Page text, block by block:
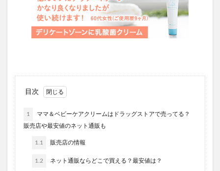
目次
1
ママ＆ベビーケアクリームはドラッグストアで売ってる？
販売店や最安値のネット通販も
1.1 販売店の情報
1.2 ネット通販ならどこで買える？最安値は？